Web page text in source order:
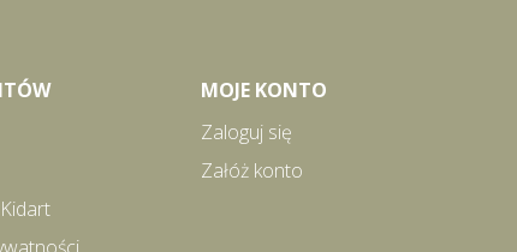
MOJE KONTO
Zaloguj się
Załóż konto